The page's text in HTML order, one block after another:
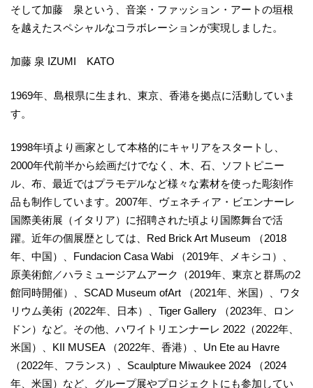
そして加藤 泉という、音楽・ファッション・アートの垣根
を越えたスペシャルなコラボレーションが実現しました。
加藤 泉 IZUMI KATO
1969年、島根県に生まれ、東京、香港を拠点に活動していま
す。
1998年頃より画家として本格的にキャリアをスタートし、
2000年代前半から絵画だけでなく、木、石、ソフトピニー
ル、布、最近ではプラモデルなど様々な素材を使った彫刻作
品も制作しています。2007年、ヴェネチィア・ビエンナーレ
国際美術展（イタリア）に招聘された頃より国際舞台で活
躍。近年の個展歴としては、Red Brick Art Museum （2018
年、中国）、Fundacion Casa Wabi （2019年、メキシコ）、
原美術館／ハラミュージアムアーク（2019年、東京と群馬の2
館同時開催）、SCAD Museum ofArt （2021年、米国）、ワタ
リウム美術（2022年、日本）、Tiger Gallery （2023年、ロン
ドン）など。その他、ハワイトリエンナーレ 2022（2022年、
米国）、KII MUSEA （2022年、香港）、Un Ete au Havre
（2022年、フランス）、Scaulpture Miwaukee 2024 （2024
年、米国）など、グループ展やプロジェクトにも参加してい